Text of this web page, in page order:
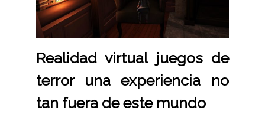
Realidad virtual juegos de
terror una experiencia no
tan fuera de este mundo